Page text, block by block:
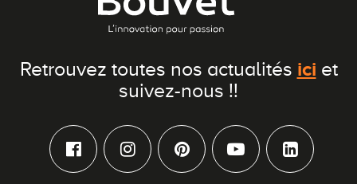
Retrouvez toutes nos actualités ici et
suivez-nous !!